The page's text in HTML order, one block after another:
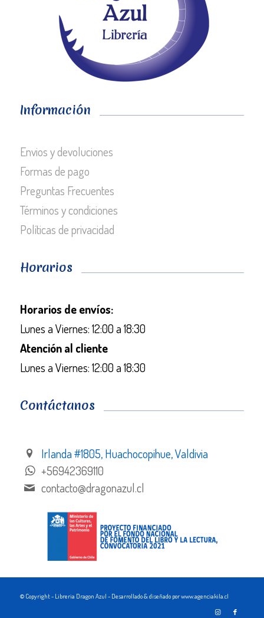
Información
Envios y devoluciones
Formas de pago
Preguntas Frecuentes
Términos y condiciones
Políticas de privacidad
Horarios
Horarios de envíos:
Lunes a Viernes: 12:00 a 18:30
Atención al cliente
Lunes a Viernes: 12:00 a 18:30
Contáctanos
Irlanda #1805, Huachocopihue, Valdivia
+56942369110
contacto@dragonazul.cl
© Copyright - Libreria Dragon Azul - Desarrollado & diseñado por www.agenciakila.cl